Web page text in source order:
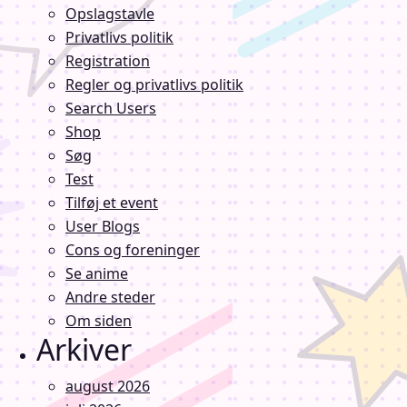
Opslagstavle
Privatlivs politik
Registration
Regler og privatlivs politik
Search Users
Shop
Søg
Test
Tilføj et event
User Blogs
Cons og foreninger
Se anime
Andre steder
Om siden
Arkiver
august 2026